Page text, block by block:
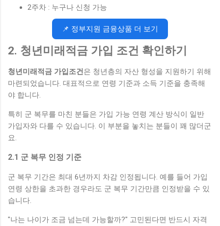
2주차 : 누구나 신청 가능
📌 정부지원 금융상품 더 보기
2. 청년미래적금 가입 조건 확인하기
청년미래적금 가입조건은 청년층의 자산 형성을 지원하기 위해
마련되었습니다. 대표적으로 연령 기준과 소득 기준을 충족해
야 합니다.
특히 군 복무를 마친 분들은 가입 가능 연령 계산 방식이 일반
가입자와 다를 수 있습니다. 이 부분을 놓치는 분들이 꽤 많더군
요.
2.1 군 복무 인정 기준
군 복무 기간은 최대 6년까지 차감 인정됩니다. 예를 들어 가입
연령 상한을 초과한 경우라도 군 복무 기간만큼 인정받을 수 있
습니다.
"나는 나이가 조금 넘는데 가능할까?" 고민된다면 반드시 자격